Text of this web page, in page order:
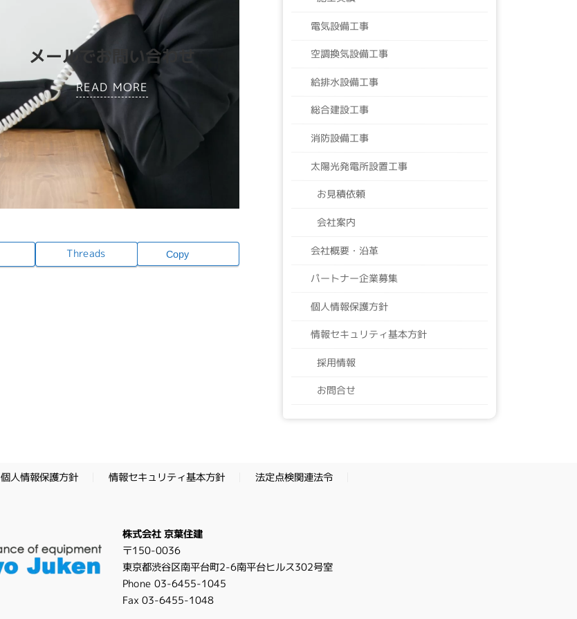
メールでお問い合わせ
READ MORE
Threads Copy
電気設備工事
空調換気設備工事
給排水設備工事
総合建設工事
消防設備工事
太陽光発電所設置工事
お見積依頼
会社案内
会社概要・沿革
パートナー企業募集
個人情報保護方針
情報セキュリティ基本方針
採用情報
お問合せ
個人情報保護方針 情報セキュリティ基本方針 法定点検関連法令
株式会社 京葉住建
〒150-0036
東京都渋谷区南平台町2-6南平台ヒルス302号室
Phone 03-6455-1045
Fax 03-6455-1048